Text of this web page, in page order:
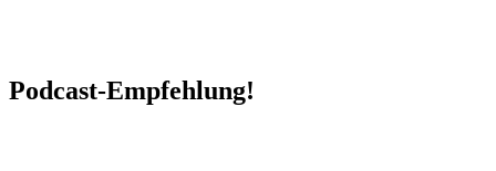
Podcast-Empfehlung!